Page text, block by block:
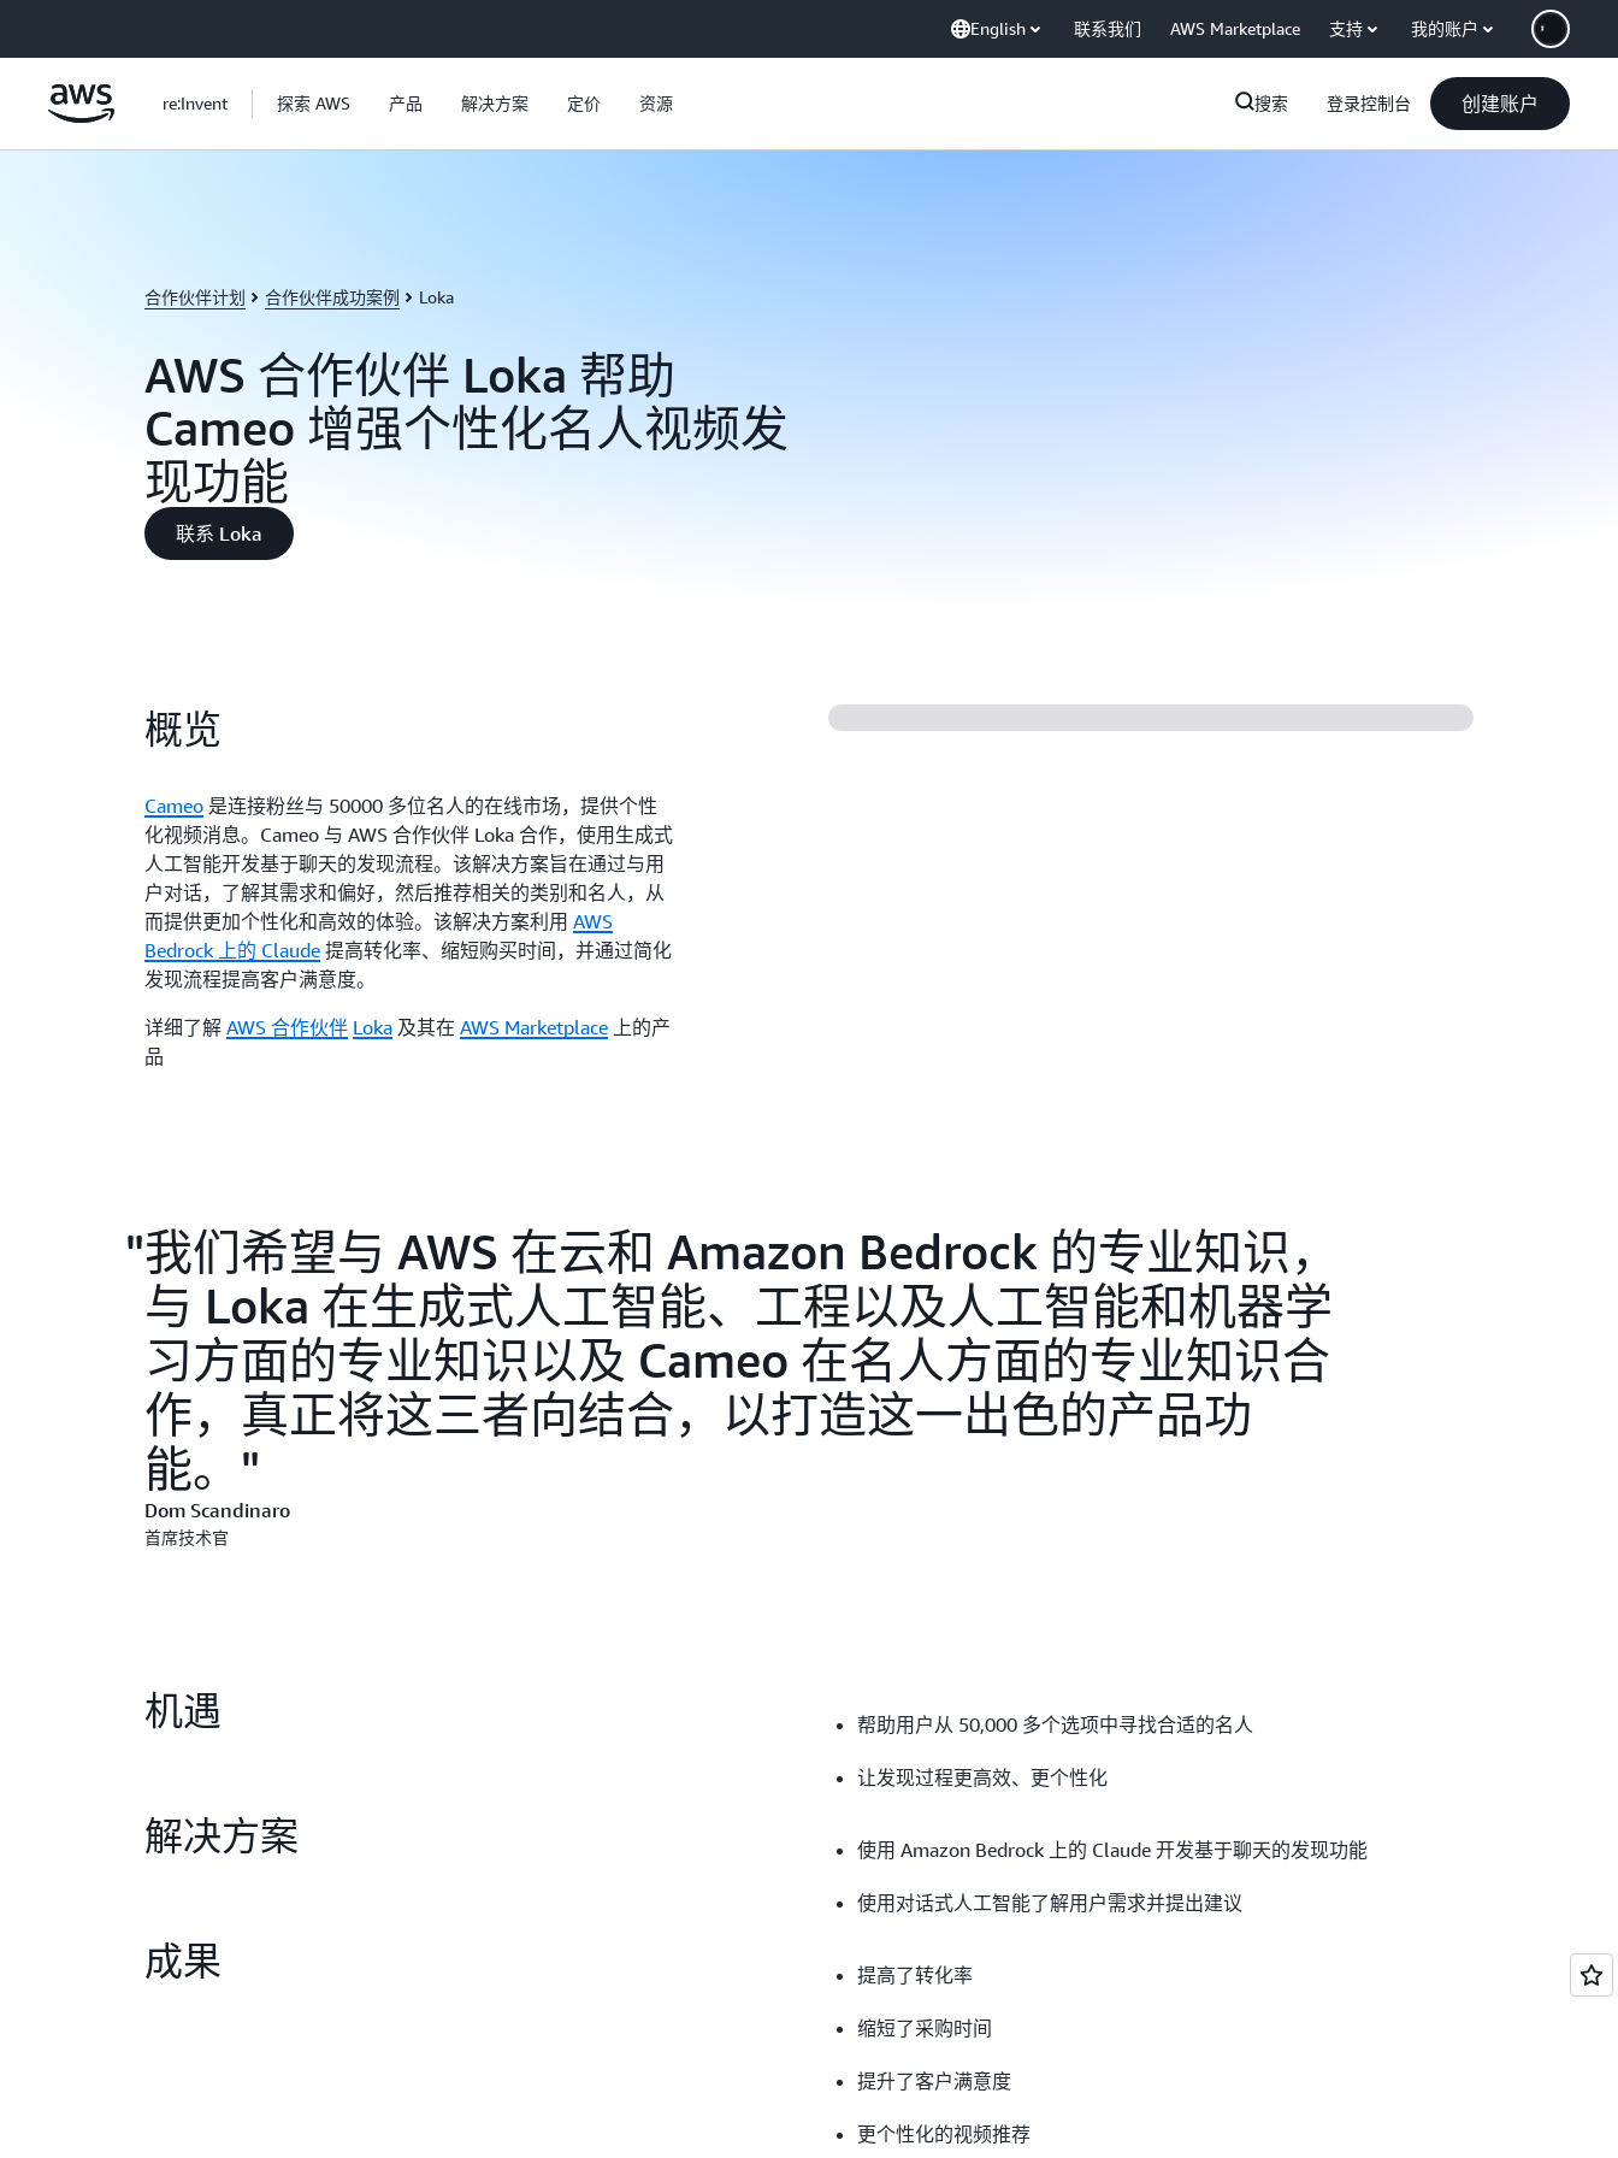
English 联系我们 AWS Marketplace 支持 我的账户
re:Invent 探索 AWS 产品 解决方案 定价 资源 搜索 登录控制台 创建账户
合作伙伴计划 合作伙伴成功案例 Loka
AWS 合作伙伴 Loka 帮助
Cameo 增强个性化名人视频发
现功能
联系 Loka
概览
Cameo 是连接粉丝与 50000 多位名人的在线市场，提供个性
化视频消息。Cameo 与 AWS 合作伙伴 Loka 合作，使用生成式
人工智能开发基于聊天的发现流程。该解决方案旨在通过与用
户对话，了解其需求和偏好，然后推荐相关的类别和名人，从
而提供更加个性化和高效的体验。该解决方案利用AWS
Bedrock 上的 Claude 提高转化率、缩短购买时间，并通过简化
发现流程提高客户满意度。
详细了解AWS 合作伙伴 Loka 及其在AWS Marketplace 上的产
品
我们希望与 AWS 在云和 Amazon Bedrock 的专业知识，
与 Loka 在生成式人工智能、工程以及人工智能和机器学
习方面的专业知识以及 Cameo 在名人方面的专业知识合
作，真正将这三者向结合，以打造这一出色的产品功
能。
Dom Scandinaro
首席技术官
机遇 帮助用户从 50,000 多个选项中寻找合适的名人
让发现过程更高效、更个性化
解决方案 使用 Amazon Bedrock 上的 Claude 开发基于聊天的发现功能
使用对话式人工智能了解用户需求并提出建议
成果 提高了转化率
缩短了采购时间
提升了客户满意度
更个性化的视频推荐